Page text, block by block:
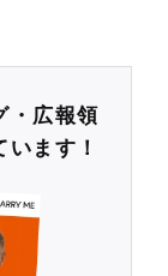
・広報領
ます！